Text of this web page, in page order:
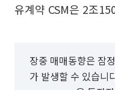
유계약 CSM은 2조
장중 매매동향은 잠
가 발생할 수 있습니